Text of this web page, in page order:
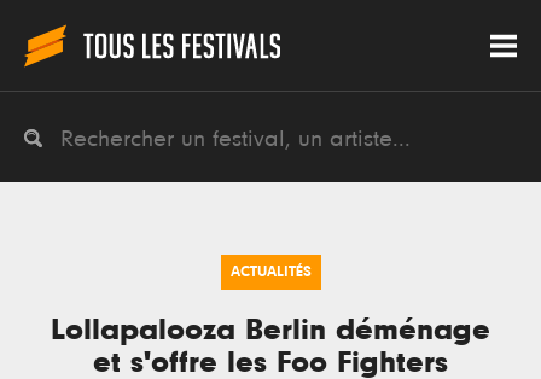
ACTUALITÉS
Lollapalooza Berlin déménage
et s'offre les Foo Fighters